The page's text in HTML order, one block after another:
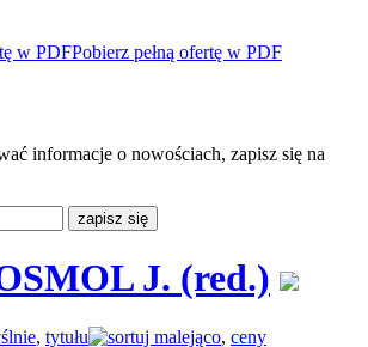
Pobierz pełną ofertę w PDF
informacje o nowościach, zapisz się na
J. (red.)
, tytułu , ceny